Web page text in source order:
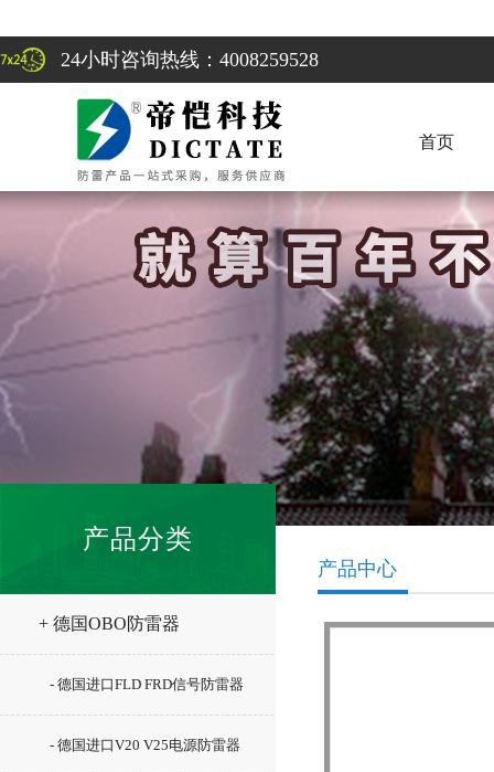
24小时咨询热线：4008259528
首页
产品分类
+ 德国OBO防雷器
- 德国进口FLD FRD信号防雷器
- 德国进口V20 V25电源防雷器
产品中心